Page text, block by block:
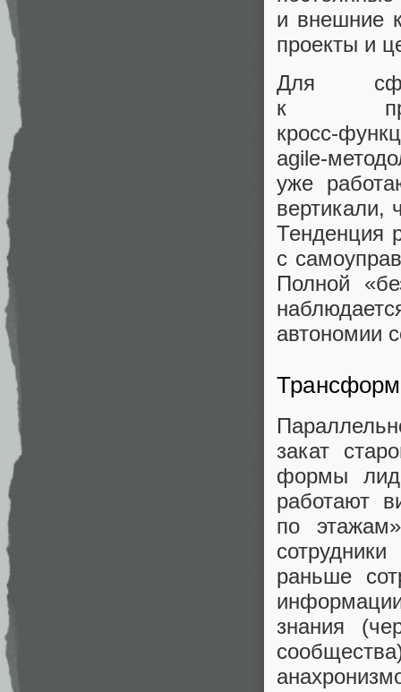
и внешние
проекты и
Для
к
уже
вертикали,
Тенденция
с
Полной
автономии
закат
формы
работают
по
раньше
знания